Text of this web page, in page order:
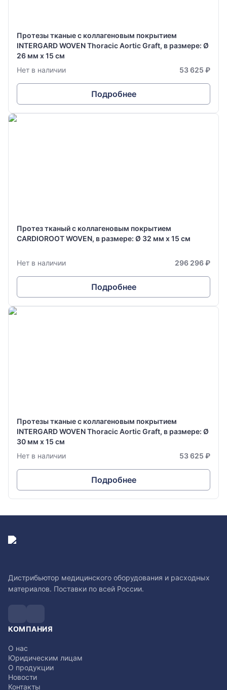
Протезы тканые с коллагеновым покрытием
INTERGARD WOVEN Thoracic Aortic Graft, в размере: Ø
26 мм х 15 см
Нет в наличии
53 625 ₽
Подробнее
Протез тканый с коллагеновым покрытием
CARDIOROOT WOVEN, в размере: Ø 32 мм х 15 см
Нет в наличии 296 296 ₽
Подробнее
Протезы тканые с коллагеновым покрытием
INTERGARD WOVEN Thoracic Aortic Graft, в размере: Ø
30 мм х 15 см
Нет в наличии
53 625 ₽
Подробнее
Дистрибьютор медицинского оборудования и расходных
материалов. Поставки по всей России.
КОМПАНИЯ
О нас
Юридическим лицам
О продукции
Новости
Контакты